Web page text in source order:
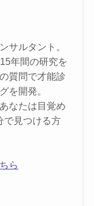
サルタント。
年間の研究を
質問で才能診
を開発。
なたは目覚め
見つける方
ら